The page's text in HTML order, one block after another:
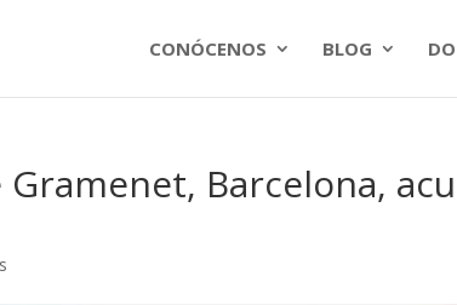
CONÓCENOS BLOG
Barcelona,